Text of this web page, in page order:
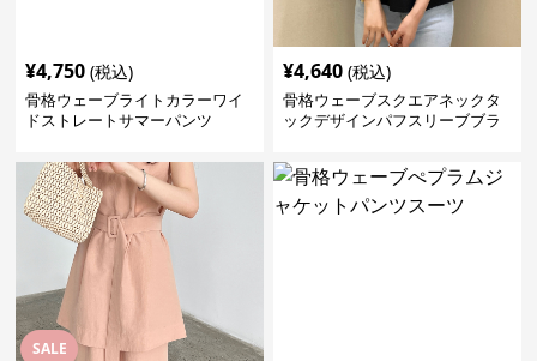
¥4,750 (税込)
骨格ウェーブライトカラーワイ
ドストレートサマーパンツ
¥4,640 (税込)
骨格ウェーブスクエアネックタ
ックデザインパフスリーブブラ
SALE